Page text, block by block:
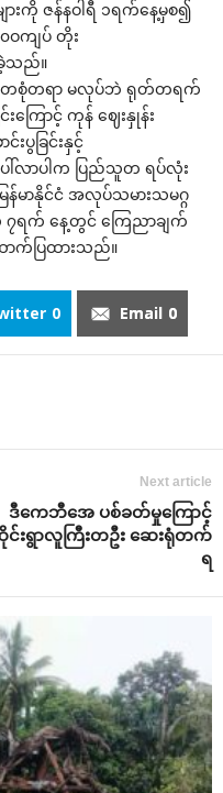
ားကို ဇန်နဝါရီ ၁ရက်‌နေ့မှစ၍
ဝကျပ် တိုး
ခဲ့သည်။
င်မှု တစုံတရာ မလုပ်ဘဲ ရုတ်တရက်
း‌ကြောင့် ကုန် ‌ဈေးနှုန်း
းပွခြင်းနှင့်
ေါ်လာပါက ပြည်သူတ ရပ်လုံး
န်မာနိုင်ငံ အလုပ်သမားသမဂ္ဂ
ရက် ‌နေ့တွင် ‌ကြေညာချက်
ာက်ပြထားသည်။
0 Email 0
Next article
ဒီ‌ကေဘီ‌အေ ပစ်ခတ်မှု‌ကြောင့်
းရွာလူကြီးတဦး ‌ဆေးရုံတက်
ရ